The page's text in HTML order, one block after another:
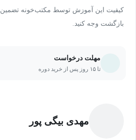
کیفیت این آموزش توسط مکتب‌خونه
بازگشت وجه کنید.
مهلت درخواست
تا ۱۵ روز پس از خرید دوره
مهدی بیگی پور